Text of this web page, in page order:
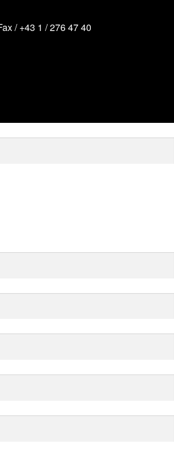
/+43 1 / 276 47 40